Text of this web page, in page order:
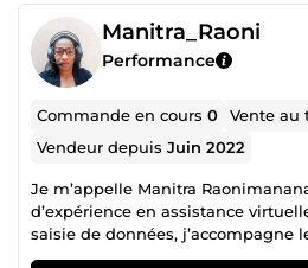
Manitra_Raoni
Performance
Commande en cours0 Vente
Vendeur depuisJuin 2022
Je m’appelle Manitra
d’expérience en assistance
saisie de données, j’accompagne
entreprises dans la gestion de